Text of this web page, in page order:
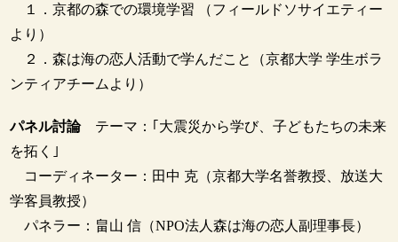
１．京都の森での環境学習 （フィールドソサイエティー
より）
２．森は海の恋人活動で学んだこと（京都大学 学生ボラ
ンティアチームより）
パネル討論テーマ：｢大震災から学び、子どもたちの未来
を拓く｣
コーディネーター：田中 克（京都大学名誉教授、放送大
学客員教授）
パネラー：畠山 信（NPO法人森は海の恋人副理事長）